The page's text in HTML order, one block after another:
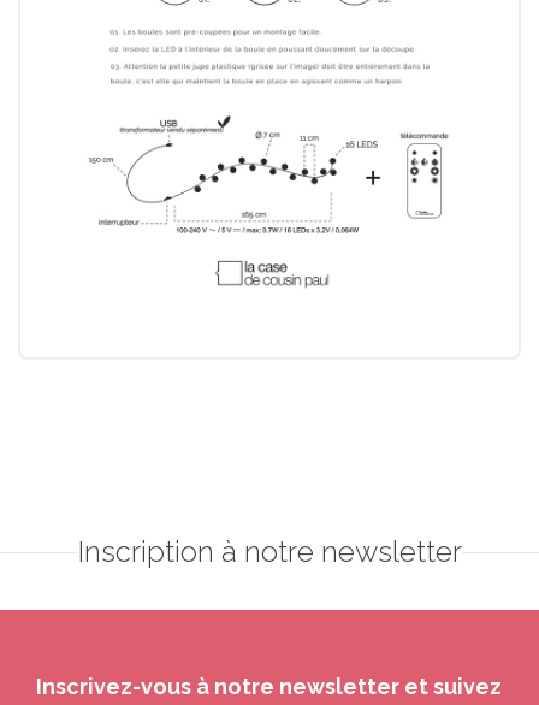
Inscription à notre newsletter
Inscrivez-vous à notre newsletter et suivez